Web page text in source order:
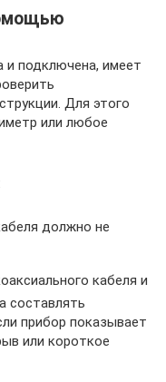
и подключена, имеет
Для этого
или любое
должно не
кабеля и
составлять
прибор показывает
или короткое